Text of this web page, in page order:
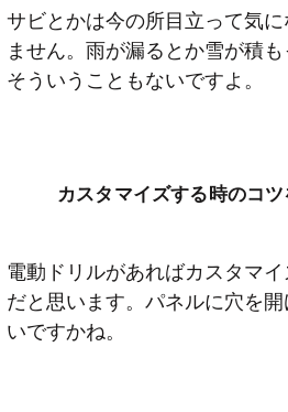
サビとかは今の所目立って気
ません。雨が漏るとか雪が積も
そういうこともないですよ。
カスタマイズする時のコ
電動ドリルがあればカスタマ
だと思います。パネルに穴を
いですかね。